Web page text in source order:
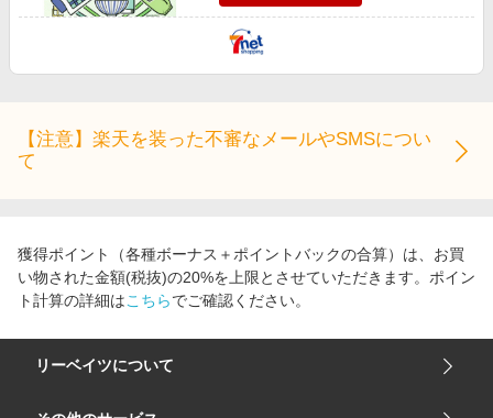
インテリア・寝具
金融・マネー・保険
わくわく夏特集
Qoo10メガポ
Samsung ボーナスキャンペーン
【注意】楽天を装った不審なメールやSMSについ
て
獲得ポイント（各種ボーナス＋ポイントバックの合算）は、お買
い物された金額(税抜)の20%を上限とさせていただきます。ポイン
ト計算の詳細はこちらでご確認ください。
リーベイツについて
会社概要